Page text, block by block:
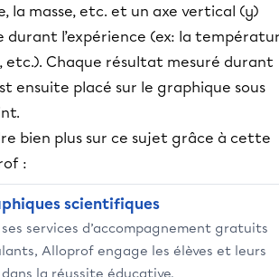
la masse, etc. et un axe vertical (y)
durant l’expérience (ex: la
etc.). Chaque résultat mesuré durant
ensuite placé sur le graphique sous
bien plus sur ce sujet grâce à cette
:
scientifiques
services d’accompagnement gratuits
Alloprof engage les élèves et leurs
la réussite éducative.